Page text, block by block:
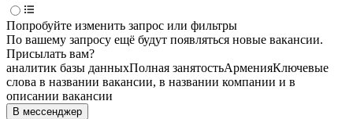
Попробуйте изменить запрос или фильтры
По вашему запросу ещё будут появляться новые вакансии.
Присылать вам?
аналитик базы данныхПолная занятостьАрменияКлючевые
слова в названии вакансии, в названии компании и в
описании вакансии
В мессенджер